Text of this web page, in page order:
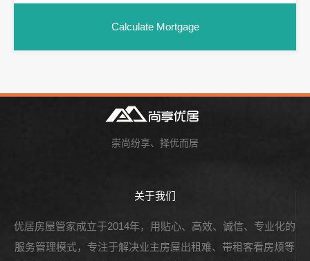
崇尚纷享、择优而居
关于我们
优居房屋管家成立于2014年，用贴心、高效、诚信、专业化的
服务管理模式，专注于解决业主房屋出租难、带租客看房烦等